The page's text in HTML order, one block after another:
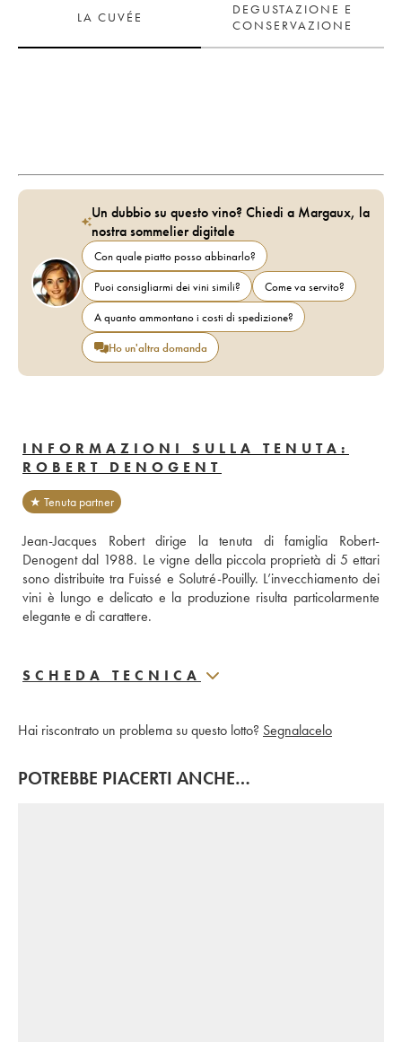
LA CUVÉE
DEGUSTAZIONE E
CONSERVAZIONE
Un dubbio su questo vino? Chiedi a Margaux, la
nostra sommelier digitale
Con quale piatto posso abbinarlo?
Puoi consigliarmi dei vini simili?
Come va servito?
A quanto ammontano i costi di spedizione?
Ho un'altra domanda
INFORMAZIONI SULLA TENUTA:
ROBERT DENOGENT
★ Tenuta partner
Jean-Jacques Robert dirige la tenuta di famiglia Robert-
Denogent dal 1988. Le vigne della piccola proprietà di 5 ettari
sono distribuite tra Fuissé e Solutré-Pouilly. L’invecchiamento dei
vini è lungo e delicato e la produzione risulta particolarmente
elegante e di carattere.
SCHEDA TECNICA
Hai riscontrato un problema su questo lotto? Segnalacelo
POTREBBE PIACERTI ANCHE…